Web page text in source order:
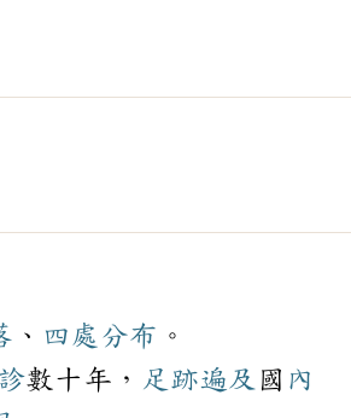
、 四處 分布 。
數十年， 足跡遍及 國 內